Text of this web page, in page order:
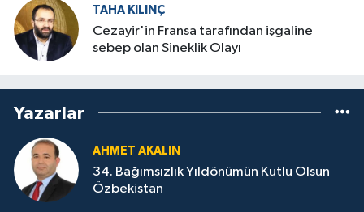
TAHA KILINÇ
Cezayir'in Fransa tarafından işgaline
sebep olan Sineklik Olayı
Yazarlar
AHMET AKALIN
34. Bağımsızlık Yıldönümün Kutlu Olsun
Özbekistan